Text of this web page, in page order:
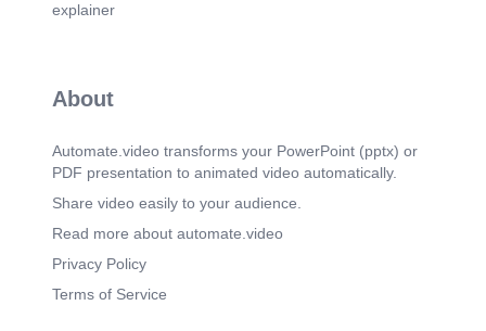
explainer
About
Automate.video transforms your PowerPoint (pptx) or
PDF presentation to animated video automatically.
Share video easily to your audience.
Read more about automate.video
Privacy Policy
Terms of Service